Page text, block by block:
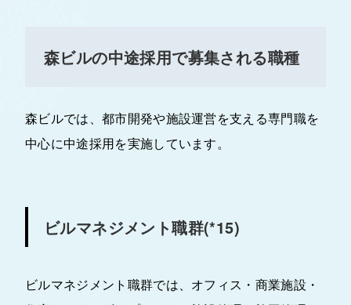
森ビルの中途採用で募集される職種
森ビルでは、都市開発や施設運営を支える専門職を
中心に中途採用を実施しています。
ビルマネジメント職群(*15)
ビルマネジメント職群では、オフィス・商業施設・